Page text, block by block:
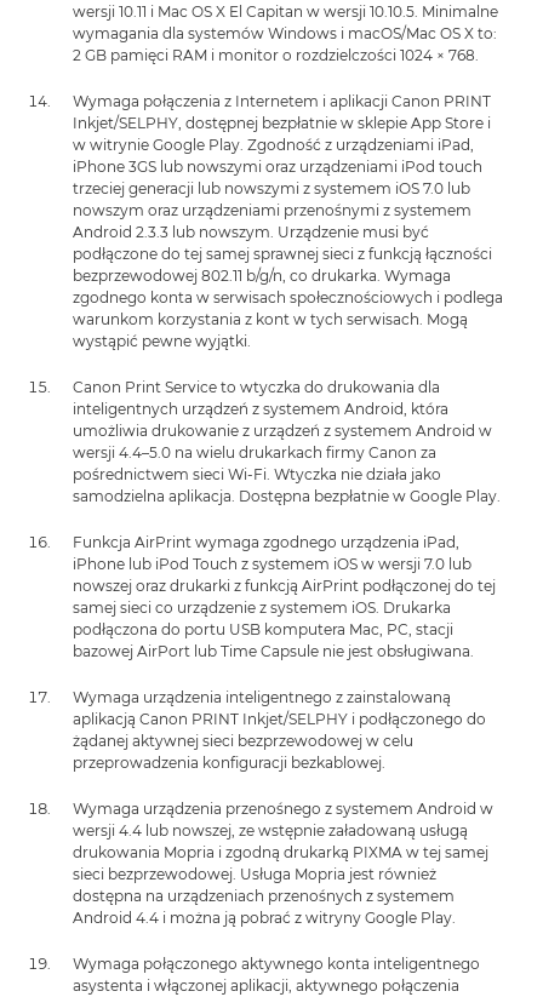
wersji 10.11 i Mac OS X El Capitan w wersji 10.10.5. Minimalne
wymagania dla systemów Windows i macOS/Mac OS X to:
2 GB pamięci RAM i monitor o rozdzielczości 1024 × 768.
Wymaga połączenia z Internetem i aplikacji Canon PRINT
Inkjet/SELPHY, dostępnej bezpłatnie w sklepie App Store i
w witrynie Google Play. Zgodność z urządzeniami iPad,
iPhone 3GS lub nowszymi oraz urządzeniami iPod touch
trzeciej generacji lub nowszymi z systemem iOS 7.0 lub
nowszym oraz urządzeniami przenośnymi z systemem
Android 2.3.3 lub nowszym. Urządzenie musi być
podłączone do tej samej sprawnej sieci z funkcją łączności
bezprzewodowej 802.11 b/g/n, co drukarka. Wymaga
zgodnego konta w serwisach społecznościowych i podlega
warunkom korzystania z kont w tych serwisach. Mogą
wystąpić pewne wyjątki.
Canon Print Service to wtyczka do drukowania dla
inteligentnych urządzeń z systemem Android, która
umożliwia drukowanie z urządzeń z systemem Android w
wersji 4.4–5.0 na wielu drukarkach firmy Canon za
pośrednictwem sieci Wi-Fi. Wtyczka nie działa jako
samodzielna aplikacja. Dostępna bezpłatnie w Google Play.
Funkcja AirPrint wymaga zgodnego urządzenia iPad,
iPhone lub iPod Touch z systemem iOS w wersji 7.0 lub
nowszej oraz drukarki z funkcją AirPrint podłączonej do tej
samej sieci co urządzenie z systemem iOS. Drukarka
podłączona do portu USB komputera Mac, PC, stacji
bazowej AirPort lub Time Capsule nie jest obsługiwana.
Wymaga urządzenia inteligentnego z zainstalowaną
aplikacją Canon PRINT Inkjet/SELPHY i podłączonego do
żądanej aktywnej sieci bezprzewodowej w celu
przeprowadzenia konfiguracji bezkablowej.
Wymaga urządzenia przenośnego z systemem Android w
wersji 4.4 lub nowszej, ze wstępnie załadowaną usługą
drukowania Mopria i zgodną drukarką PIXMA w tej samej
sieci bezprzewodowej. Usługa Mopria jest również
dostępna na urządzeniach przenośnych z systemem
Android 4.4 i można ją pobrać z witryny Google Play.
Wymaga połączonego aktywnego konta inteligentnego
asystenta i włączonej aplikacji, aktywnego połączenia